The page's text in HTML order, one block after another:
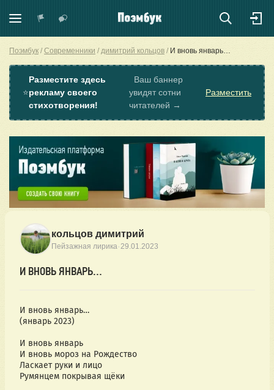
Поэмбук Современники димитрий кольцов И вновь январь…
⭐
Разместите здесь
рекламу своего
стихотворения!
Ваш баннер
увидят сотни
читателей →
Разместить
кольцов димитрий
Пейзажная лирика·29.01.2023
И ВНОВЬ ЯНВАРЬ…
И вновь январь…
(январь 2023)
И вновь январь
И вновь мороз на Рождество
Ласкает руки и лицо
Румянцем покрывая щёки